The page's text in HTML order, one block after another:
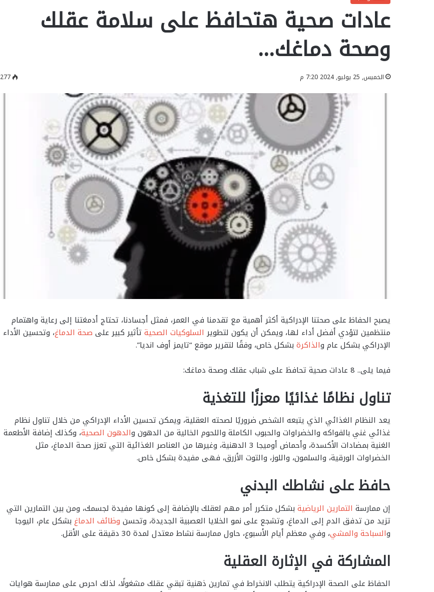
عادات صحية هتحافظ على سلامة عقلك
وصحة دماغك…
الخميس, 25 يوليو, 2024 7:20 م 277
يصبح الحفاظ على صحتنا الإدراكية أكثر أهمية مع تقدمنا في العمر، فمثل أجسادنا، تحتاج أدمغتنا إلى رعاية واهتمام
منتظمين لتؤدي أفضل أداء لها، ويمكن أن يكون لتطوير السلوكيات الصحية تأثير كبير على صحة الدماغ، وتحسين الأداء
الإدراكي بشكل عام والذاكرة بشكل خاص، وفقًا لتقرير موقع “تايمز أوف انديا”.
فيما يلى.. 8 عادات صحية تحافظ على شباب عقلك وصحة دماغك:
تناول نظامًا غذائيًا معززًا للتغذية
يعد النظام الغذائي الذي يتبعه الشخص ضروريًا لصحته العقلية، ويمكن تحسين الأداء الإدراكي من خلال تناول نظام
غذائي غني بالفواكه والخضراوات والحبوب الكاملة واللحوم الخالية من الدهون والدهون الصحية، وكذلك إضافة الأطعمة
الغنية بمضادات الأكسدة، وأحماض أوميجا 3 الدهنية، وغيرها من العناصر الغذائية التي تعزز صحة الدماغ، مثل
الخضراوات الورقية، والسلمون، واللوز، والتوت الأزرق، فهى مفيدة بشكل خاص.
حافظ على نشاطك البدني
إن ممارسة التمارين الرياضية بشكل متكرر أمر مهم لعقلك بالإضافة إلى كونها مفيدة لجسمك، ومن بين التمارين التي
تزيد من تدفق الدم إلى الدماغ، وتشجع على نمو الخلايا العصبية الجديدة، وتحسن وظائف الدماغ بشكل عام، اليوجا
والسباحة والمشي، وفي معظم أيام الأسبوع، حاول ممارسة نشاط معتدل لمدة 30 دقيقة على الأقل.
المشاركة في الإثارة العقلية
الحفاظ على الصحة الإدراكية يتطلب الانخراط في تمارين ذهنية تبقي عقلك مشغولًا، لذلك احرص على ممارسة هوايات